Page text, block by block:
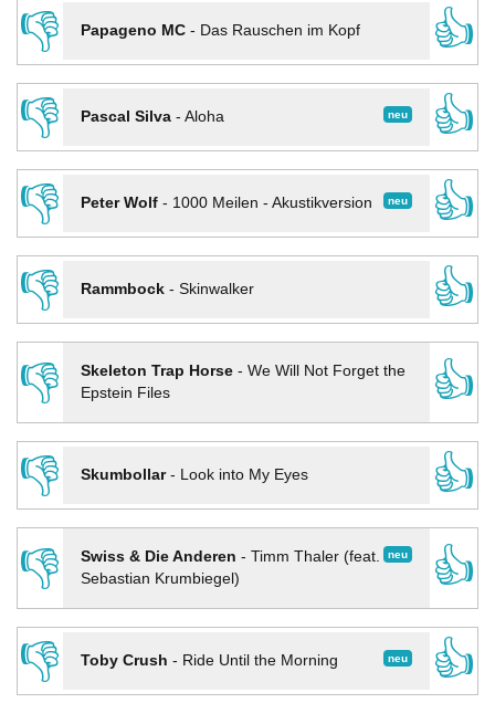
👎
Papageno MC- Das Rauschen im Kopf
👍
👎
neu
Pascal Silva- Aloha
👍
👎
neu
Peter Wolf- 1000 Meilen - Akustikversion
👍
👎
Rammbock- Skinwalker
👍
👎
Skeleton Trap Horse- We Will Not Forget the
Epstein Files
👍
👎
Skumbollar- Look into My Eyes
👍
👎
neu
Swiss & Die Anderen - Timm Thaler (feat.
Sebastian Krumbiegel)
👍
👎
neu
Toby Crush - Ride Until the Morning
👍